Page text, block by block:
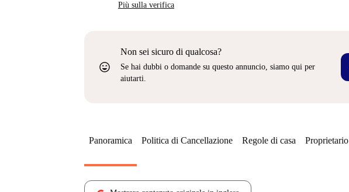
Più sulla verifica
sentiment_very_satisfied
Non sei sicuro di qualcosa?
Se hai dubbi o domande su questo annuncio, siamo qui per
aiutarti.
Panoramica Politica di Cancellazione Regole di casa Proprietario